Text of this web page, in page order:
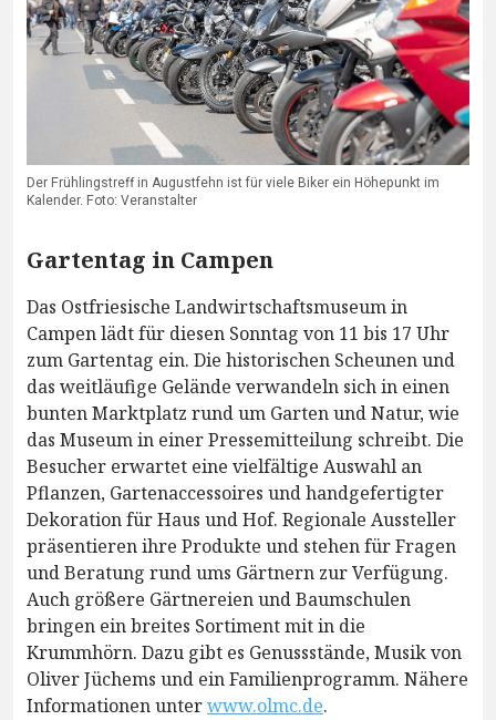
Der Frühlingstreff in Augustfehn ist für viele Biker ein Höhepunkt im
Kalender. Foto: Veranstalter
Gartentag in Campen
Das Ostfriesische Landwirtschaftsmuseum in
Campen lädt für diesen Sonntag von 11 bis 17 Uhr
zum Gartentag ein. Die historischen Scheunen und
das weitläufige Gelände verwandeln sich in einen
bunten Marktplatz rund um Garten und Natur, wie
das Museum in einer Pressemitteilung schreibt. Die
Besucher erwartet eine vielfältige Auswahl an
Pflanzen, Gartenaccessoires und handgefertigter
Dekoration für Haus und Hof. Regionale Aussteller
präsentieren ihre Produkte und stehen für Fragen
und Beratung rund ums Gärtnern zur Verfügung.
Auch größere Gärtnereien und Baumschulen
bringen ein breites Sortiment mit in die
Krummhörn. Dazu gibt es Genussstände, Musik von
Oliver Jüchems und ein Familienprogramm. Nähere
Informationen unterwww.olmc.de.